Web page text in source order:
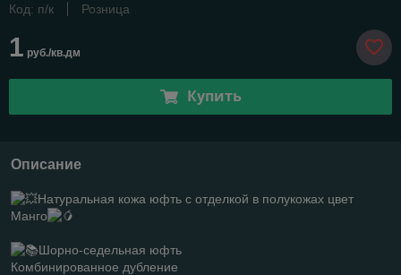
Код: п/к
Розница
1 руб./кв.дм
Купить
Описание
Натуральная кожа юфть с отделкой в полукожах цвет
Манго
Шорно-седельная юфть
Комбинированное дубление